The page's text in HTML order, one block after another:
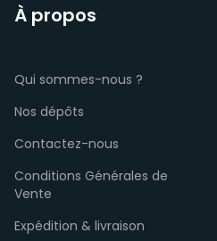
À propos
Qui sommes-nous ?
Nos dépôts
Contactez-nous
Conditions Générales de
Vente
Expédition & livraison